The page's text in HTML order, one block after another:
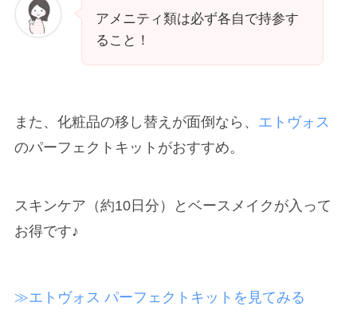
アメニティ類は必ず各自で持参す
ること！
また、化粧品の移し替えが面倒なら、 エトヴォス
のパーフェクトキットがおすすめ。
スキンケア（約10日分）とベースメイクが入って
お得です♪
≫エトヴォス パーフェクトキットを見てみる